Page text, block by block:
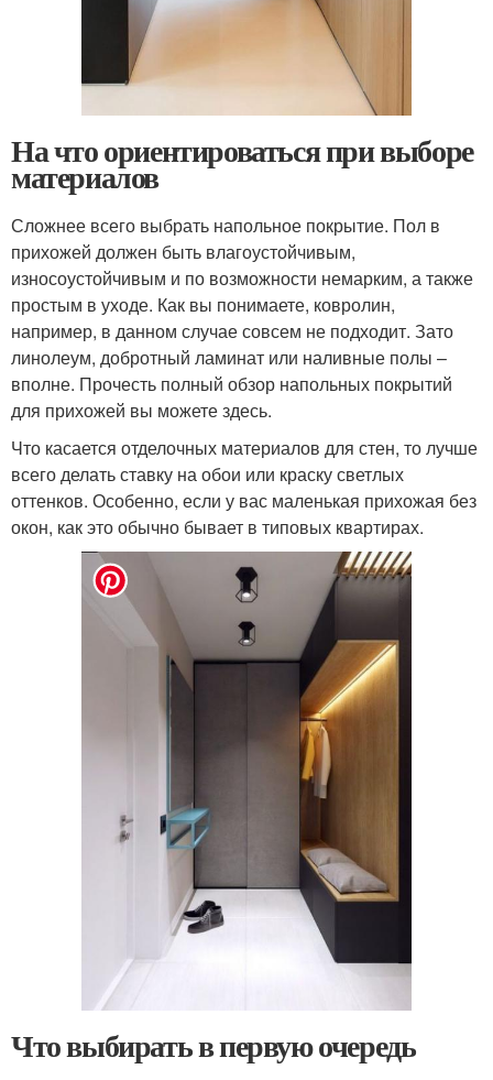
На что ориентироваться при выборе
материалов
Сложнее всего выбрать напольное покрытие. Пол в
прихожей должен быть влагоустойчивым,
износоустойчивым и по возможности немарким, а также
простым в уходе. Как вы понимаете, ковролин,
например, в данном случае совсем не подходит. Зато
линолеум, добротный ламинат или наливные полы –
вполне. Прочесть полный обзор напольных покрытий
для прихожей вы можете здесь.
Что касается отделочных материалов для стен, то лучше
всего делать ставку на обои или краску светлых
оттенков. Особенно, если у вас маленькая прихожая без
окон, как это обычно бывает в типовых квартирах.
Что выбирать в первую очередь